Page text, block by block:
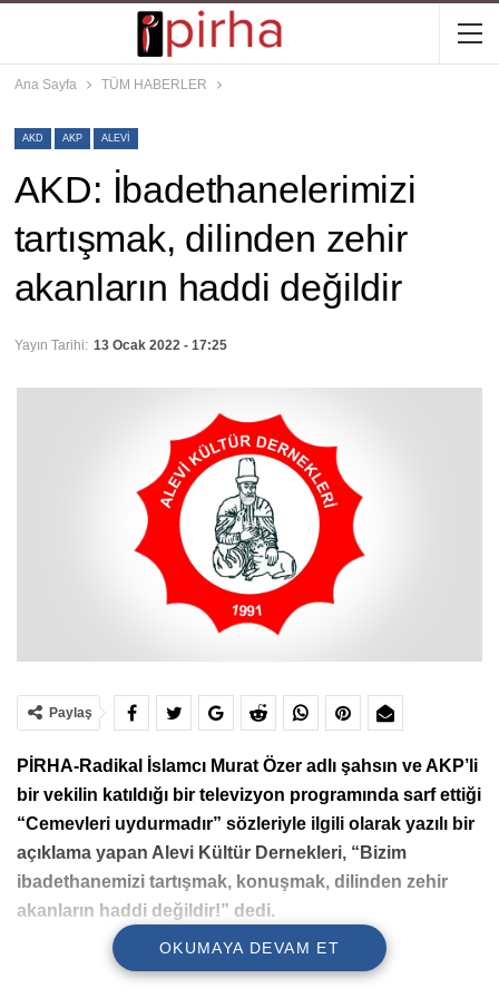
Ana Sayfa TÜM HABERLER
AKD AKP ALEVI
AKD: İbadethanelerimizi
tartışmak, dilinden zehir
akanların haddi değildir
Yayın Tarihi: 13 Ocak 2022 - 17:25
Paylaş
PİRHA-Radikal İslamcı Murat Özer adlı şahsın ve AKP’li
bir vekilin katıldığı bir televizyon programında sarf ettiği
“Cemevleri uydurmadır” sözleriyle ilgili olarak yazılı bir
açıklama yapan Alevi Kültür Dernekleri, “Bizim
ibadethanemizi tartışmak, konuşmak, dilinden zehir
akanların haddi değildir!” dedi.
Alevi Kültür Dernekleri (AKD) Genel Merkezi,
OKUMAYA DEVAM ET